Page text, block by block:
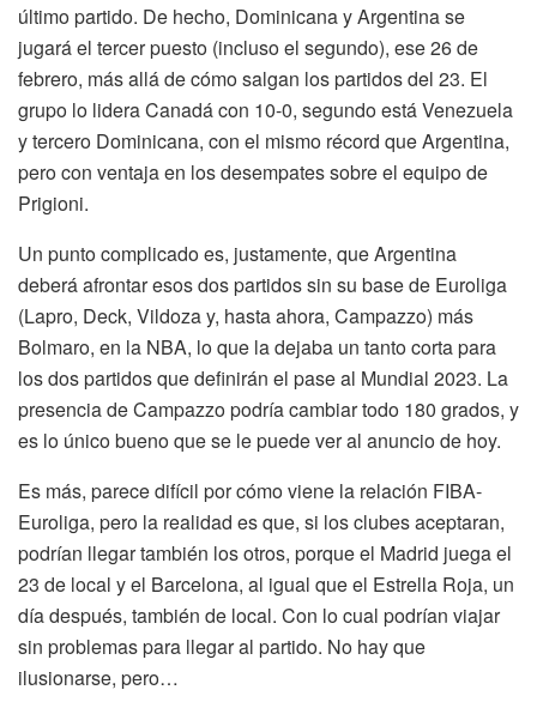
último partido. De hecho, Dominicana y Argentina se
jugará el tercer puesto (incluso el segundo), ese 26 de
febrero, más allá de cómo salgan los partidos del 23. El
grupo lo lidera Canadá con 10-0, segundo está Venezuela
y tercero Dominicana, con el mismo récord que Argentina,
pero con ventaja en los desempates sobre el equipo de
Prigioni.
Un punto complicado es, justamente, que Argentina
deberá afrontar esos dos partidos sin su base de Euroliga
(Lapro, Deck, Vildoza y, hasta ahora, Campazzo) más
Bolmaro, en la NBA, lo que la dejaba un tanto corta para
los dos partidos que definirán el pase al Mundial 2023. La
presencia de Campazzo podría cambiar todo 180 grados, y
es lo único bueno que se le puede ver al anuncio de hoy.
Es más, parece difícil por cómo viene la relación FIBA-
Euroliga, pero la realidad es que, si los clubes aceptaran,
podrían llegar también los otros, porque el Madrid juega el
23 de local y el Barcelona, al igual que el Estrella Roja, un
día después, también de local. Con lo cual podrían viajar
sin problemas para llegar al partido. No hay que
ilusionarse, pero…